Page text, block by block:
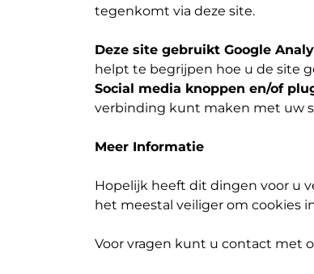
tegenkomt via deze site.
Deze site gebruikt Google
helpt te begrijpen hoe u de site
Social media knoppen en/of
verbinding kunt maken met uw
Meer Informatie
Hopelijk heeft dit dingen voor u
het meestal veiliger om cookies
Voor vragen kunt u contact met